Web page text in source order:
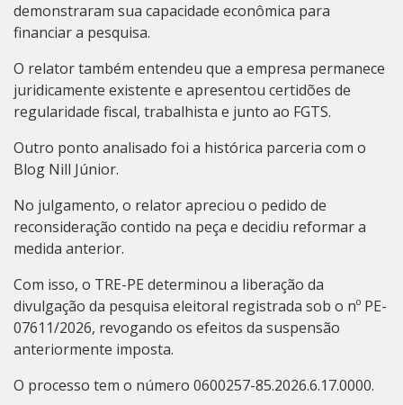
demonstraram sua capacidade econômica para
financiar a pesquisa.
O relator também entendeu que a empresa permanece
juridicamente existente e apresentou certidões de
regularidade fiscal, trabalhista e junto ao FGTS.
Outro ponto analisado foi a histórica parceria com o
Blog Nill Júnior.
No julgamento, o relator apreciou o pedido de
reconsideração contido na peça e decidiu reformar a
medida anterior.
Com isso, o TRE-PE determinou a liberação da
divulgação da pesquisa eleitoral registrada sob o nº PE-
07611/2026, revogando os efeitos da suspensão
anteriormente imposta.
O processo tem o número 0600257-85.2026.6.17.0000.